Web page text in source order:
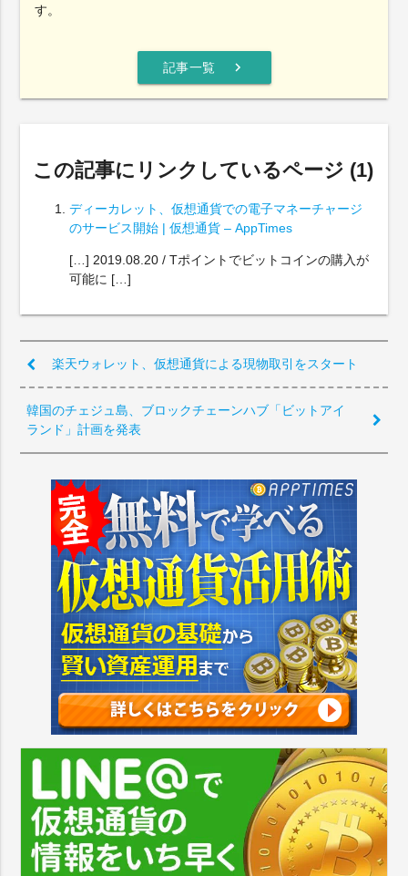
す。
記事一覧 chevron_right
この記事にリンクしているページ (1)
ディーカレット、仮想通貨での電子マネーチャージ
のサービス開始 | 仮想通貨 – AppTimes
[…] 2019.08.20 / Tポイントでビットコインの購入が
可能に […]
楽天ウォレット、仮想通貨による現物取引をスタート
韓国のチェジュ島、ブロックチェーンハブ「ビットアイ
ランド」計画を発表